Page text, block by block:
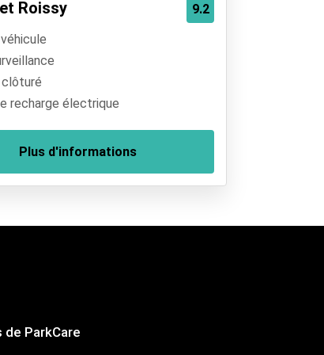
9.2
Roissy
clôturé
recharge électrique
Plus d'informations
de ParkCare